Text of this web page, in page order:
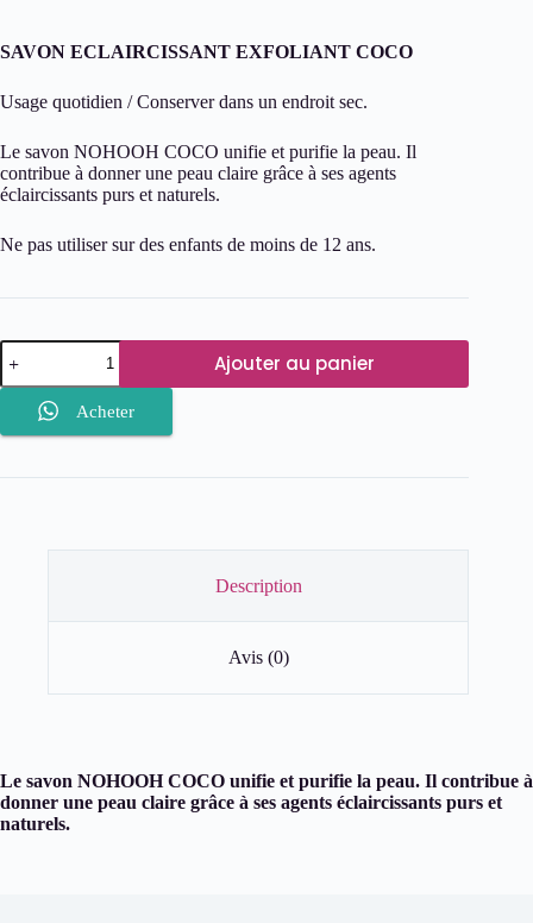
SAVON ECLAIRCISSANT EXFOLIANT COCO
Usage quotidien / Conserver dans un endroit sec.
Le savon NOHOOH COCO unifie et purifie la peau. Il
contribue à donner une peau claire grâce à ses agents
éclaircissants purs et naturels.
Ne pas utiliser sur des enfants de moins de 12 ans.
quantité
de
Nohooh
Savon
Eclaircissant
Ajouter au panier
Acheter
Description
Avis (0)
Le savon NOHOOH COCO unifie et purifie la peau. Il contribue à
donner une peau claire grâce à ses agents éclaircissants purs et
naturels.